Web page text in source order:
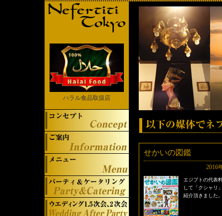
ハラル食品取扱店
せかいの図鑑
2016
エジプトの代表
して「クシャリ
紹介頂きました